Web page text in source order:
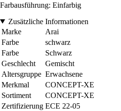
Farbausführung: Einfarbig
Zusätzliche Informationen
Marke
Arai
Farbe
schwarz
Farbe
Schwarz
Geschlecht
Gemischt
Altersgruppe Erwachsene
Merkmal
CONCEPT-XE
Sortiment
CONCEPT-XE
Zertifizierung ECE 22-05